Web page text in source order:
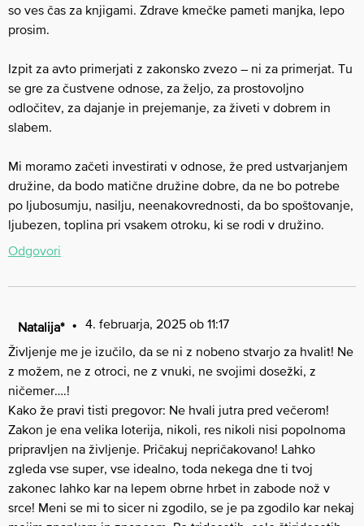
so ves čas za knjigami. Zdrave kmečke pameti manjka, lepo
prosim.
Izpit za avto primerjati z zakonsko zvezo – ni za primerjat. Tu
se gre za čustvene odnose, za željo, za prostovoljno
odločitev, za dajanje in prejemanje, za živeti v dobrem in
slabem.
Mi moramo začeti investirati v odnose, že pred ustvarjanjem
družine, da bodo matične družine dobre, da ne bo potrebe
po ljubosumju, nasilju, neenakovrednosti, da bo spoštovanje,
ljubezen, toplina pri vsakem otroku, ki se rodi v družino.
Odgovori
Natalija*
4. februarja, 2025 ob 11:17
Življenje me je izučilo, da se ni z nobeno stvarjo za hvalit! Ne
z možem, ne z otroci, ne z vnuki, ne svojimi dosežki, z
ničemer….!
Kako že pravi tisti pregovor: Ne hvali jutra pred večerom!
Zakon je ena velika loterija, nikoli, res nikoli nisi popolnoma
pripravljen na življenje. Pričakuj nepričakovano! Lahko
zgleda vse super, vse idealno, toda nekega dne ti tvoj
zakonec lahko kar na lepem obrne hrbet in zabode nož v
srce! Meni se mi to sicer ni zgodilo, se je pa zgodilo kar nekaj